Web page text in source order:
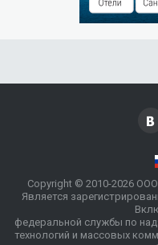
Copyright © 2010-2026
Является
федеральной службы по
технологий и массовых